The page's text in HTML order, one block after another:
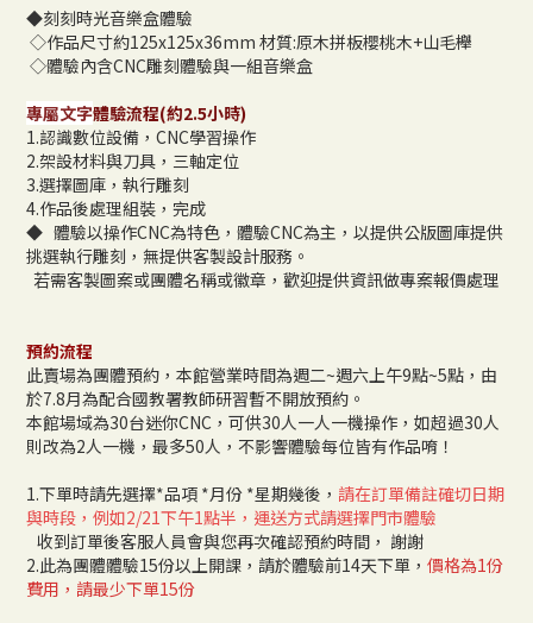
◆刻刻時光音樂盒體驗
◇作品尺寸約125x125x36mm 材質:原木拼板櫻桃木+山毛櫸
◇體驗內含CNC雕刻體驗與一組音樂盒
專屬文字體驗流程(約2.5小時)
1.認識數位設備，CNC學習操作
2.架設材料與刀具，三軸定位
3.選擇圖庫，執行雕刻
4.作品後處理組裝，完成
◆ 體驗以操作CNC為特色，體驗CNC為主，以提供公版圖庫提供
挑選執行雕刻，無提供客製設計服務。
若需客製圖案或團體名稱或徽章，歡迎提供資訊做專案報價處理
預約流程
此賣場為團體預約，本館營業時間為週二~週六上午9點~5點，由
於7.8月為配合國教署教師研習暫不開放預約。
本館場域為30台迷你CNC，可供30人一人一機操作，如超過30人
則改為2人一機，最多50人，不影響體驗每位皆有作品唷！
1.下單時請先選擇*品項 *月份 *星期幾後， 請在訂單備註確切日期
與時段，例如2/21下午1點半，運送方式請選擇門市體驗
收到訂單後客服人員會與您再次確認預約時間， 謝謝
2.此為團體體驗15份以上開課，請於體驗前14天下單， 價格為1份
費用，請最少下單15份